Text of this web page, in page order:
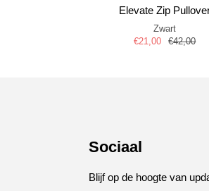
Elevate Zip
Zwart
€21,00
€42,00
Sociaal
Blijf op de hoogte van